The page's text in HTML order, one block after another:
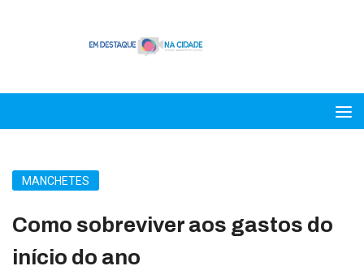
MANCHETES
Como sobreviver aos gastos do
início do ano